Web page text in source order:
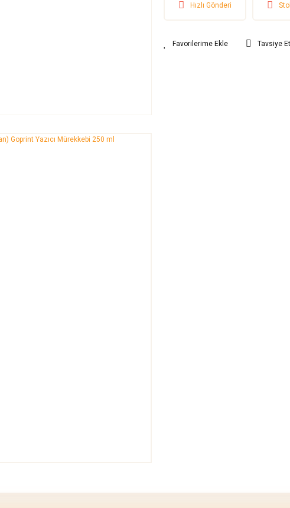
Hızlı Gönderi
Tavsiye Et